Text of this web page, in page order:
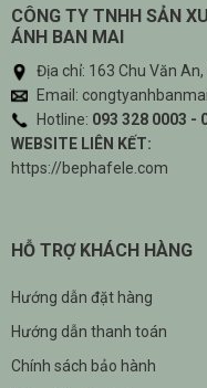
CÔNG TY TNHH SẢN
ÁNH BAN MAI
Địa chỉ: 163 Chu Văn An,
Email:
Hotline: 093 328 0003 -
WEBSITE LIÊN KẾT:
https://bephafele.com
HỖ TRỢ KHÁCH HÀNG
Hướng dẫn đặt hàng
Hướng dẫn thanh toán
Chính sách bảo hành